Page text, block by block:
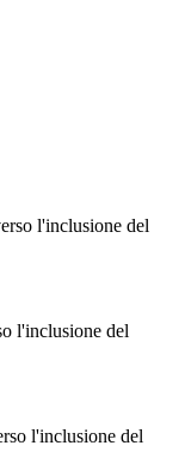
l'inclusione del
l'inclusione del
l'inclusione del